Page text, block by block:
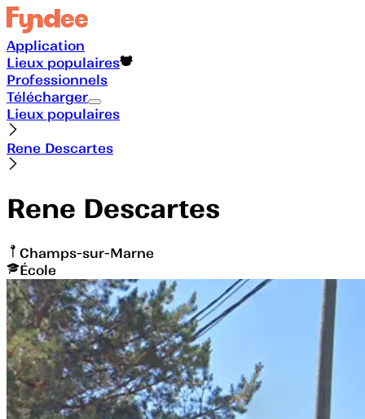
Application
Lieux populaires
Professionnels
Télécharger
Lieux populaires
Rene Descartes
Rene Descartes
Champs-sur-Marne
École